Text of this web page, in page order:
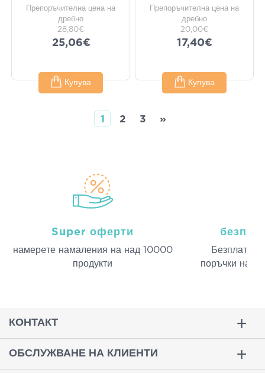
Препоръчителна цена на
дребно
28,80€
25,06€
Купува
Препоръчителна цена на
дребно
20,00€
17,40€
Купува
1 2 3 »
Super оферти
намерeте намаления на над 10000
продукти
Безплатна
поръчки над
КОНТАКТ
ОБСЛУЖВАНЕ НА КЛИЕНТИ